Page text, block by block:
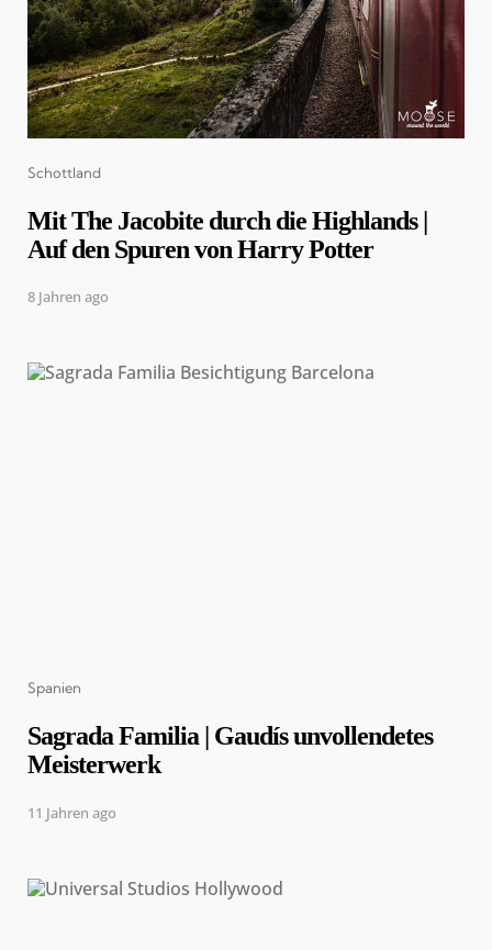
Categories
Schottland
Mit The Jacobite durch die Highlands |
Auf den Spuren von Harry Potter
8 Jahren ago
Categories
Spanien
Sagrada Familia | Gaudís unvollendetes
Meisterwerk
11 Jahren ago